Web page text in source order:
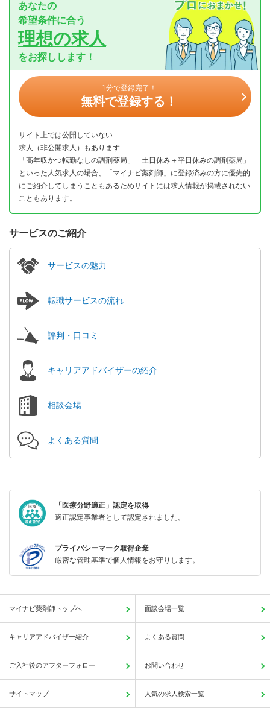
あなたの
希望条件に合う
理想の求人
をお探しします！
1分で登録完了！
無料で登録する！
サイト上では公開していない
求人（非公開求人）もあります
「高年収かつ転勤なしの調剤薬局」「土日休み＋平日休みの調剤薬局」
といった人気求人の場合、「マイナビ薬剤師」に登録済みの方に優先的
にご紹介してしまうこともあるためサイトには求人情報が掲載されない
こともあります。
サービスのご紹介
サービスの魅力
転職サービスの流れ
評判・口コミ
キャリアアドバイザーの紹介
相談会場
よくある質問
「医療分野適正」認定を取得
適正認定事業者として認定されました。
プライバシーマーク取得企業
厳密な管理基準で個人情報をお守りします。
マイナビ薬剤師トップへ 面談会場一覧
キャリアアドバイザー紹介 よくある質問
ご入社後のアフターフォロー お問い合わせ
サイトマップ 人気の求人検索一覧